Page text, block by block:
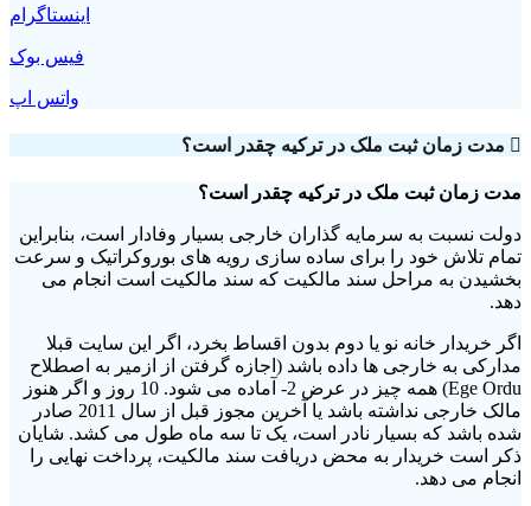
اینستاگرام
فیس بوک
واتس اپ
مدت زمان ثبت ملک در ترکیه چقدر است؟
مدت زمان ثبت ملک در ترکیه چقدر است؟
دولت نسبت به سرمایه گذاران خارجی بسیار وفادار است، بنابراین
تمام تلاش خود را برای ساده سازی رویه های بوروکراتیک و سرعت
بخشیدن به مراحل سند مالکیت که سند مالکیت است انجام می
دهد.
اگر خریدار خانه نو یا دوم بدون اقساط بخرد، اگر این سایت قبلا
مدارکی به خارجی ها داده باشد (اجازه گرفتن از ازمیر به اصطلاح
Ege Ordu) همه چیز در عرض 2- آماده می شود. 10 روز و اگر هنوز
مالک خارجی نداشته باشد یا آخرین مجوز قبل از سال 2011 صادر
شده باشد که بسیار نادر است، یک تا سه ماه طول می کشد. شایان
ذکر است خریدار به محض دریافت سند مالکیت، پرداخت نهایی را
انجام می دهد.